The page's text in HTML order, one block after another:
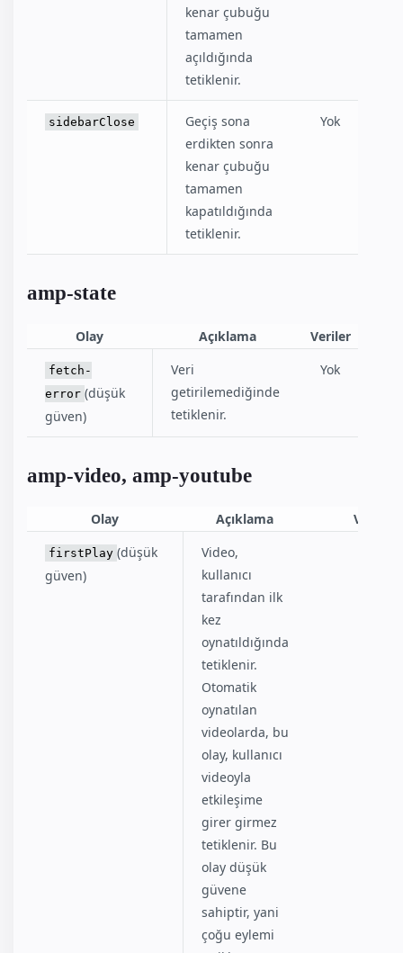
kenar çubuğu
tamamen
açıldığında
tetiklenir.
sidebarClose
Geçiş sona
erdikten sonra
kenar çubuğu
tamamen
kapatıldığında
tetiklenir.
Yok
amp-state
Olay Açıklama Veriler
fetch-
error (düşük
güven)
Veri
getirilemediğinde
tetiklenir.
Yok
amp-video, amp-youtube
Olay Açıklama Veriler
firstPlay (düşük
güven)
Video,
kullanıcı
tarafından ilk
kez
oynatıldığında
tetiklenir.
Otomatik
oynatılan
videolarda, bu
olay, kullanıcı
videoyla
etkileşime
girer girmez
tetiklenir. Bu
olay düşük
güvene
sahiptir, yani
çoğu eylemi